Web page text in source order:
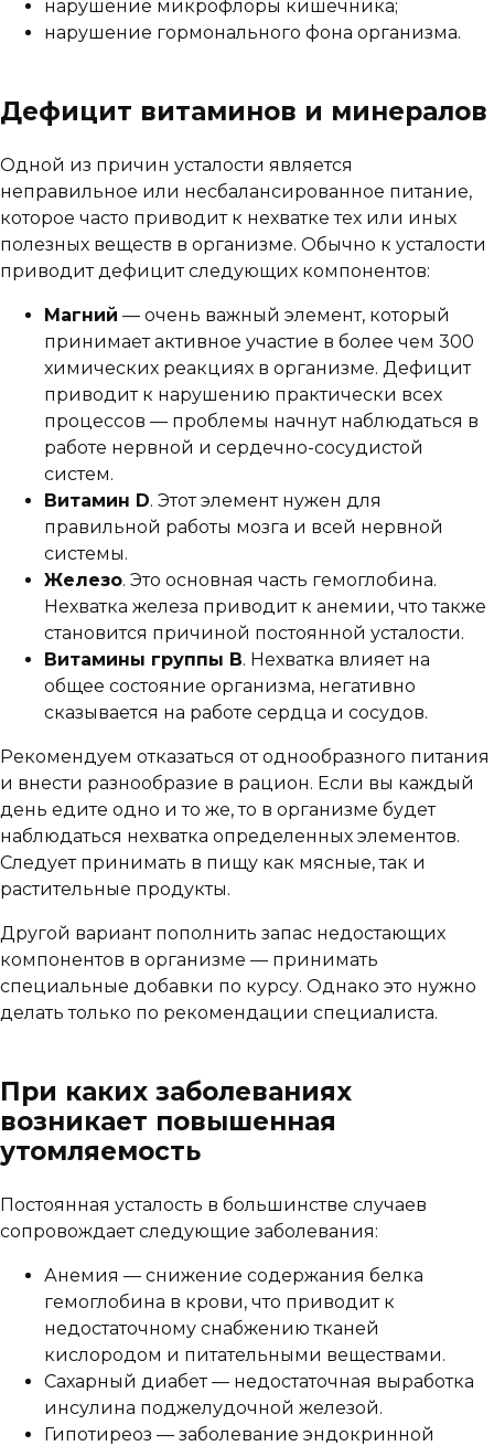
нарушение микрофлоры кишечника;
нарушение гормонального фона организма.
Дефицит витаминов и минералов
Одной из причин усталости является
неправильное или несбалансированное питание,
которое часто приводит к нехватке тех или иных
полезных веществ в организме. Обычно к усталости
приводит дефицит следующих компонентов:
Магний — очень важный элемент, который
принимает активное участие в более чем 300
химических реакциях в организме. Дефицит
приводит к нарушению практически всех
процессов — проблемы начнут наблюдаться в
работе нервной и сердечно-сосудистой
систем.
Витамин D. Этот элемент нужен для
правильной работы мозга и всей нервной
системы.
Железо. Это основная часть гемоглобина.
Нехватка железа приводит к анемии, что также
становится причиной постоянной усталости.
Витамины группы B. Нехватка влияет на
общее состояние организма, негативно
сказывается на работе сердца и сосудов.
Рекомендуем отказаться от однообразного питания
и внести разнообразие в рацион. Если вы каждый
день едите одно и то же, то в организме будет
наблюдаться нехватка определенных элементов.
Следует принимать в пищу как мясные, так и
растительные продукты.
Другой вариант пополнить запас недостающих
компонентов в организме — принимать
специальные добавки по курсу. Однако это нужно
делать только по рекомендации специалиста.
При каких заболеваниях
возникает повышенная
утомляемость
Постоянная усталость в большинстве случаев
сопровождает следующие заболевания:
Анемия — снижение содержания белка
гемоглобина в крови, что приводит к
недостаточному снабжению тканей
кислородом и питательными веществами.
Сахарный диабет — недостаточная выработка
инсулина поджелудочной железой.
Гипотиреоз — заболевание эндокринной